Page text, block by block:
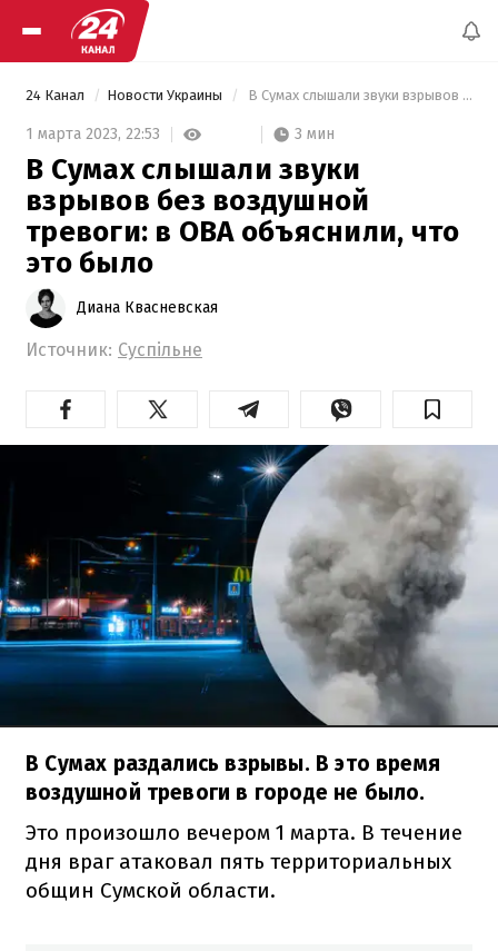
24 Канал Новости Украины В Сумах слышали звуки взрывов без воздушной тревоги: в ОВА объяснили, что это было
1 марта 2023, 22:53 3 мин
В Сумах слышали звуки
взрывов без воздушной
тревоги: в ОВА объяснили, что
это было
Диана Квасневская
Источник: Суспільне
В Сумах раздались взрывы. В это время
воздушной тревоги в городе не было.
Это произошло вечером 1 марта. В течение
дня враг атаковал пять территориальных
общин Сумской области.